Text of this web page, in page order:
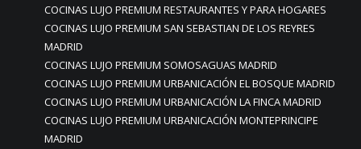
COCINAS LUJO PREMIUM RESTAURANTES Y PARA HOGARES
COCINAS LUJO PREMIUM SAN SEBASTIAN DE LOS REYRES
MADRID
COCINAS LUJO PREMIUM SOMOSAGUAS MADRID
COCINAS LUJO PREMIUM URBANICACIÓN EL BOSQUE MADRID
COCINAS LUJO PREMIUM URBANICACIÓN LA FINCA MADRID
COCINAS LUJO PREMIUM URBANICACIÓN MONTEPRINCIPE
MADRID